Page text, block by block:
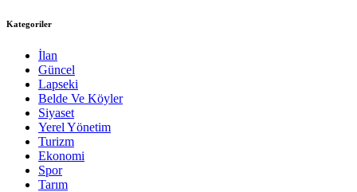
Kategoriler
İlan
Güncel
Lapseki
Belde Ve Köyler
Siyaset
Yerel Yönetim
Turizm
Ekonomi
Spor
Tarım